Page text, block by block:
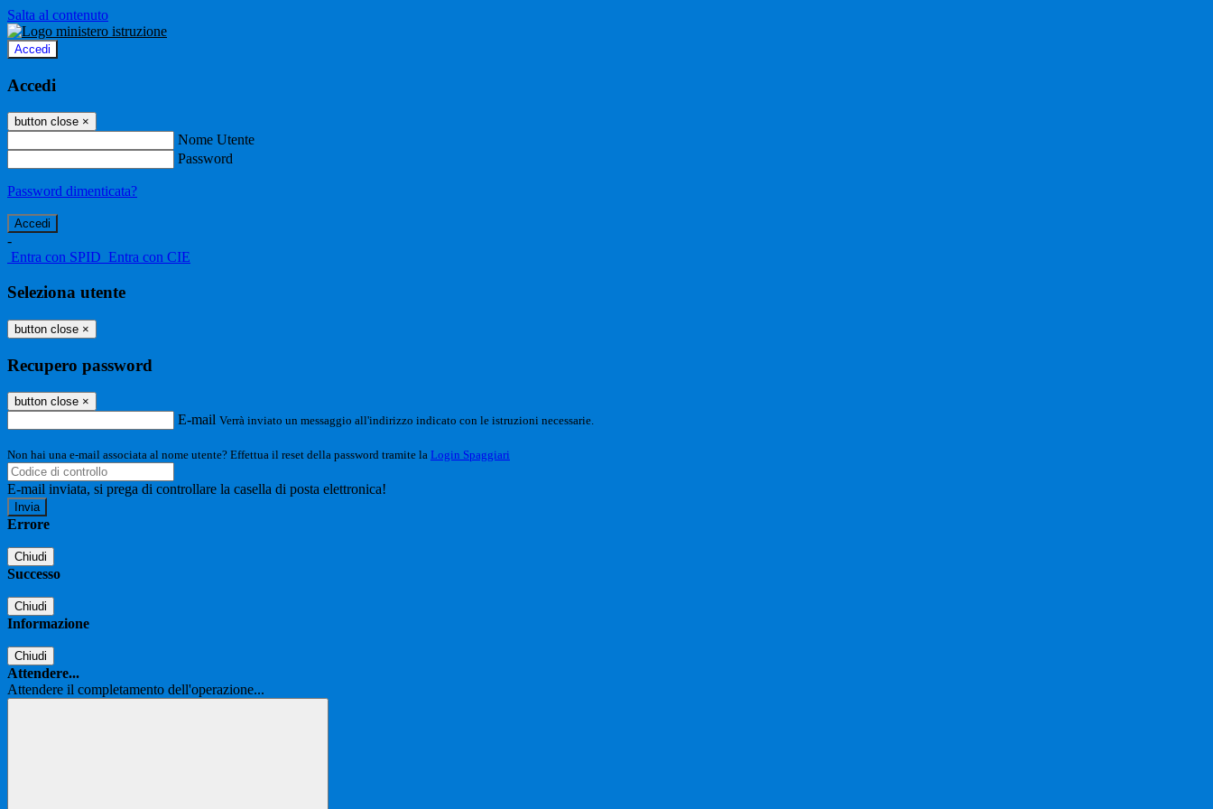
Salta al contenuto
Accedi
Accedi
button close ×
Nome Utente
Password
Password dimenticata?
-
Entra con SPID Entra con CIE
Seleziona utente
button close ×
Recupero password
button close ×
E-mail Verrà inviato un messaggio all'indirizzo indicato con le istruzioni necessarie.
Non hai una e-mail associata al nome utente? Effettua il reset della password tramite la Login Spaggiari
E-mail inviata, si prega di controllare la casella di posta elettronica!
Errore
Chiudi
Successo
Chiudi
Informazione
Chiudi
Attendere...
Attendere il completamento dell'operazione...